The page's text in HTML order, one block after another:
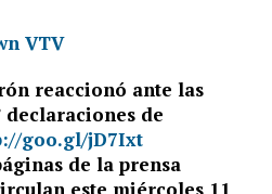
reaccionó ante las
declaraciones de
goo.gl/jD7Ixt
de la prensa